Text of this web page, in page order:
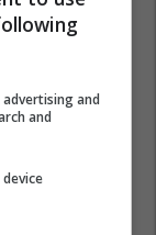
and
and